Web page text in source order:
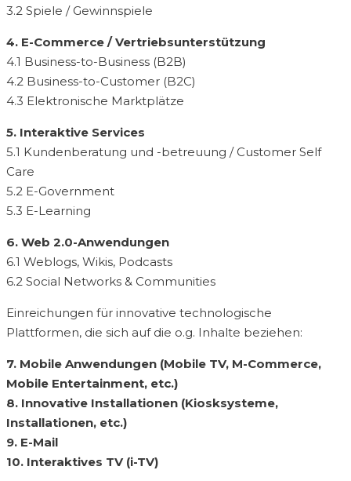
3.2 Spiele / Gewinnspiele
4. E-Commerce / Vertriebsunterstützung
4.1 Business-to-Business (B2B)
4.2 Business-to-Customer (B2C)
4.3 Elektronische Marktplätze
5. Interaktive Services
5.1 Kundenberatung und -betreuung / Customer Self
Care
5.2 E-Government
5.3 E-Learning
6. Web 2.0-Anwendungen
6.1 Weblogs, Wikis, Podcasts
6.2 Social Networks & Communities
Einreichungen für innovative technologische
Plattformen, die sich auf die o.g. Inhalte beziehen:
7. Mobile Anwendungen (Mobile TV, M-Commerce,
Mobile Entertainment, etc.)
8. Innovative Installationen (Kiosksysteme,
Installationen, etc.)
9. E-Mail
10. Interaktives TV (i-TV)